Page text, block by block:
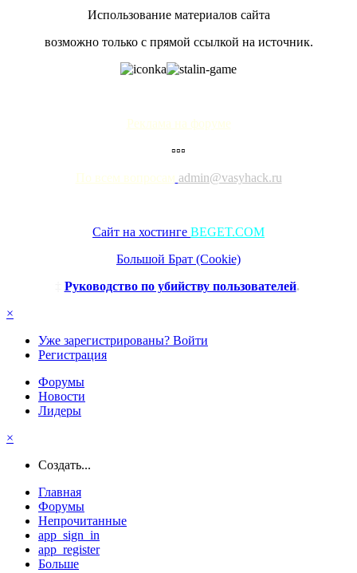
Использование материалов сайта
возможно только с прямой ссылкой на источник.
Реклама на форуме
▫▫▫
По всем вопросам admin@vasyhack.ru
Сайт на хостинге BEGET.COM
Большой Брат (Cookie)
Руководство по убийству пользователей.
×
Уже зарегистрированы? Войти
Регистрация
Форумы
Новости
Лидеры
×
Создать...
Главная
Форумы
Непрочитанные
app_sign_in
app_register
Больше